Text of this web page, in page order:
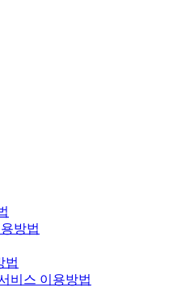
방법
법
비스 이용방법